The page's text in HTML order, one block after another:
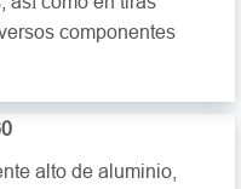
componentes
alto de aluminio,